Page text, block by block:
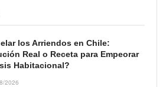
los Arriendos en Chile:
Real o Receta para Empeorar
Habitacional?
2026